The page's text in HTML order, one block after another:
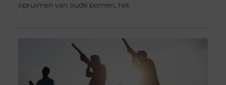
opruimen van oude bomen, het